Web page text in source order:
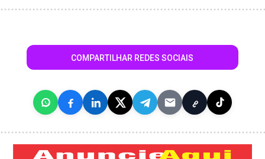
COMPARTILHAR REDES SOCIAIS